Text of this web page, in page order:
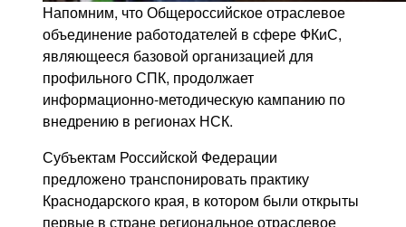
Напомним, что Общероссийское отраслевое
объединение работодателей в сфере ФКиС,
являющееся базовой организацией для
профильного СПК, продолжает
информационно-методическую кампанию по
внедрению в регионах НСК.
Субъектам Российской Федерации
предложено транспонировать практику
Краснодарского края, в котором были открыты
первые в стране региональное отраслевое